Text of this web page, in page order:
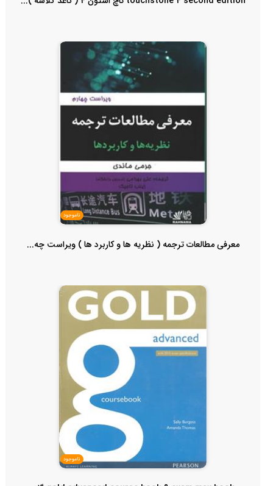
ناموجود
معرفی مطالعات ترجمه ( نظریه ها و کاربرد ها ) ویراست چه...
ناموجود